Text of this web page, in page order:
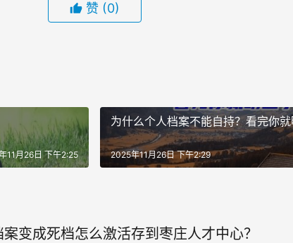
赞 (0)
11月26日 下午2:25
为什么个人档案不能自持？看完你
2025年11月26日 下午2:29
案变成死档怎么激活存到枣庄人才中心？